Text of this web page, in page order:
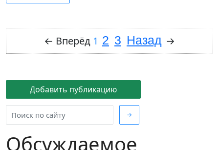
Добавить публикацию
→
Обсуждаемое
← Вперёд 1 2 3 Назад →